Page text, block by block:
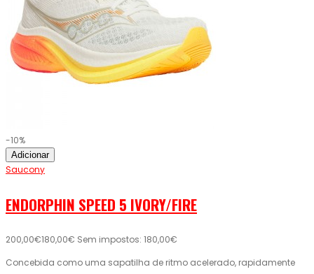
-10%
Adicionar
Saucony
ENDORPHIN SPEED 5 IVORY/FIRE
200,00€180,00€ Sem impostos: 180,00€
Concebida como uma sapatilha de ritmo acelerado, rapidamente